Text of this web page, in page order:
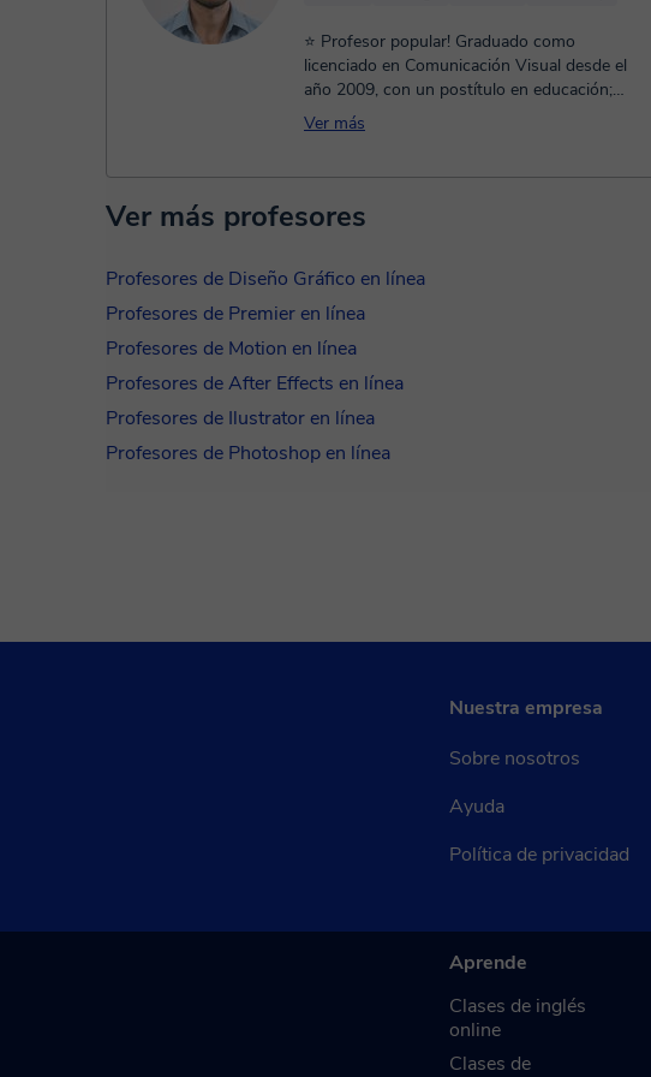
⭐ Profesor popular! Graduado como
licenciado en Comunicación Visual desde el
año 2009, con un postítulo en educación;
trabajando activamente en compañ...
Ver más
Ver más profesores
Profesores de Diseño Gráfico en línea
Profesores de Premier en línea
Profesores de Motion en línea
Profesores de After Effects en línea
Profesores de Ilustrator en línea
Profesores de Photoshop en línea
Nuestra empresa
Sobre nosotros
Ayuda
Política de privacidad
Aprende
Clases de inglés
online
Clases de